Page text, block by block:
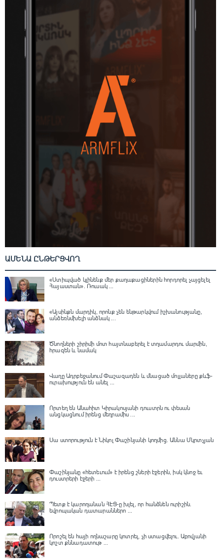
ԱՄԵՆԱ ԸՆԹԵՐՑՎՈՂ
«Ստիպված կլինենք մեր քաղաքացիներին հորդորել չայցելել
Հայաստան»․ Ռուսակ ...
«Այսինքն մարդիկ, որոնք չեն ենթարկվում իշխանությանը,
անձեռնմխելի անձնակ ...
Ծնողների շիրիմի մոտ հայտնաբերել է տղամարդու մարմին,
հրազեն և նամակ
Վաղը Ադրբեջանում Փաշազադեն և մնացած մոլլաները քևֆ-
ուրախություն են անել ...
Որտեղ են Անահիտ Կիրակոսյանի դուստրն ու փեսան
անցկացնում իրենց մեղրամիս ...
Սա ստորություն է Նիկոլ Փաշինյանի կողմից․ Աննա Մկրտչյան
Փաշինյանը «հետեւում» է իրենց շների էջերին, իսկ կնոջ եւ
դուստրերի էջերի ...
Պետք է կարողանան ՀԷՑ-ը խլել, որ հանձնեն ուրիշին.
եվրոպական դատարաններո ...
Որոշել են հայի ողնաշարը կոտրել, չի ստացվելու․ Աբովյանի
կոշտ քննադատութ ...